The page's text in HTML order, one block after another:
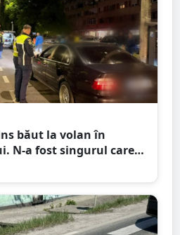
băut la volan în
N-a fost singurul care a